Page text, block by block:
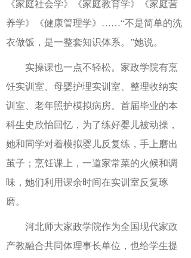
《家庭社会学》《家庭教育学》《家庭营
养学》《健康管理学》……“不是简单的洗
衣做饭，是一整套知识体系。”她说。
实操课也一点不轻松。家政学院有烹
饪实训室、母婴护理实训室、整理收纳实
训室、老年照护模拟病房。首届毕业的本
科生史欣怡回忆，为了练好婴儿被动操，
她和同学对着模拟婴儿反复练，手上磨出
茧子；烹饪课上，一道家常菜的火候和调
味，她们利用课余时间在实训室反复琢
磨。
河北师大家政学院作为全国现代家政
产教融合共同体理事长单位，也给学生提